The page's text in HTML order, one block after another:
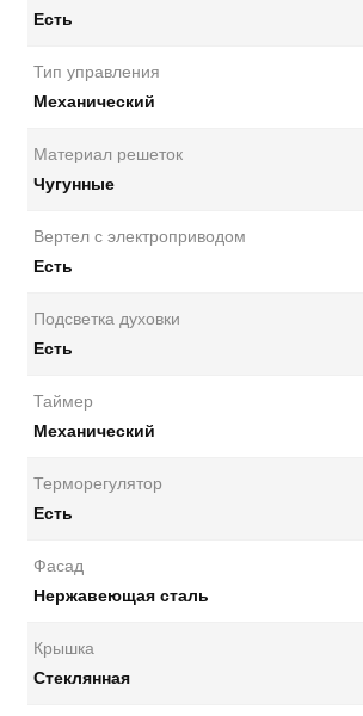
Есть
Тип управления
Механический
Материал решеток
Чугунные
Вертел с электроприводом
Есть
Подсветка духовки
Есть
Таймер
Механический
Терморегулятор
Есть
Фасад
Нержавеющая сталь
Крышка
Стеклянная